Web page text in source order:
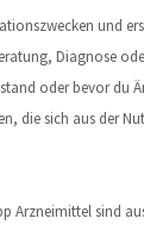
und
Diagnose
oder bevor du
die sich aus der
Arzneimittel sind